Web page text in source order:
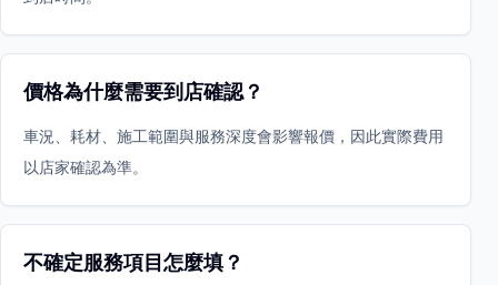
價格為什麼需要到店確認？
車況、耗材、施工範圍與服務深度會影響報價，因此實際費用
以店家確認為準。
不確定服務項目怎麼填？